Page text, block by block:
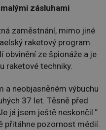
zásluhami
zaměstnání, mimo jiné
raketový program.
obvinění ze špionáže a je
raketové techniky.
a neobjasněném výbuchu
37 let. Těsně před
já jsem ještě neskončil.“
přitáhne pozornost médií.